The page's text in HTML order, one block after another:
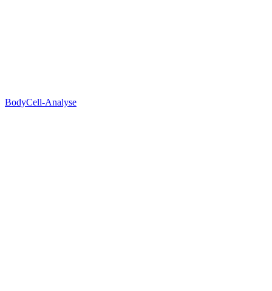
BodyCell-Analyse